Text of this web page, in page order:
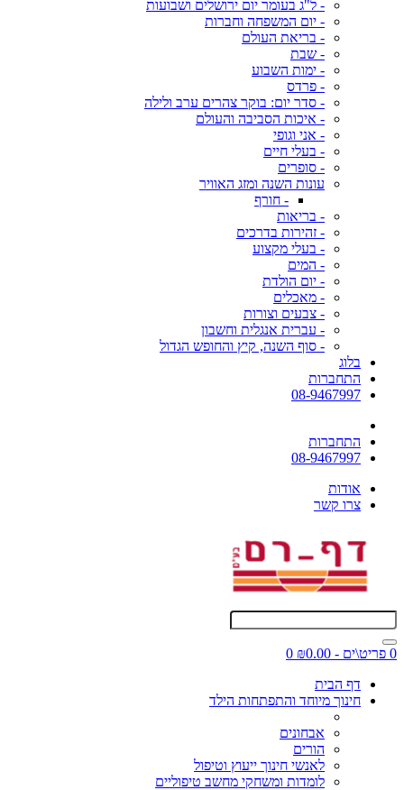
- ל"ג בעומר יום ירושלים ושבועות
- יום המשפחה וחברות
- בריאת העולם
- שבת
- ימות השבוע
- פרדס
- סדר יום: בוקר צהרים ערב ולילה
- איכות הסביבה והעולם
- אני וגופי
- בעלי חיים
- סופרים
עונות השנה ומזג האוויר
- חורף
- בריאות
- זהירות בדרכים
- בעלי מקצוע
- המים
- יום הולדת
- מאכלים
- צבעים וצורות
- עברית אנגלית וחשבון
- סוף השנה, קיץ והחופש הגדול
בלוג
התחברות
08-9467997
התחברות
08-9467997
אודות
צרו קשר
0 פריט\ים - ₪0.00
0
דף הבית
חינוך מיוחד והתפתחות הילד
אבחונים
הורים
לאנשי חינוך ייעוץ וטיפול
לומדות ומשחקי מחשב טיפוליים